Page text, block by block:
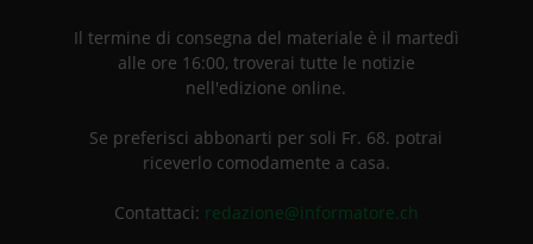
Il termine di consegna del materiale è il martedì
alle ore 16:00, troverai tutte le notizie
nell'edizione online.
Se preferisci abbonarti per soli Fr. 68. potrai
riceverlo comodamente a casa.
Contattaci: redazione@informatore.ch